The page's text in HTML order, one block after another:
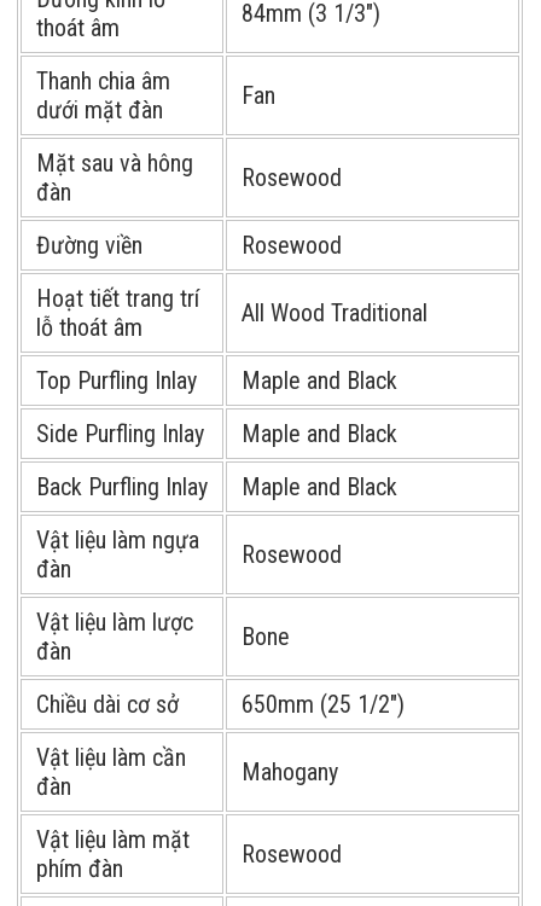
thoát âm
84mm (3 1/3″)
Thanh chia âm
dưới mặt đàn
Fan
Mặt sau và hông
đàn
Rosewood
Đường viền
Rosewood
Hoạt tiết trang trí
lỗ thoát âm
All Wood Traditional
Top Purfling Inlay
Maple and Black
Side Purfling Inlay
Maple and Black
Back Purfling Inlay
Maple and Black
Vật liệu làm ngựa
đàn
Rosewood
Vật liệu làm lược
đàn
Bone
Chiều dài cơ sở
650mm (25 1/2″)
Vật liệu làm cần
đàn
Mahogany
Vật liệu làm mặt
phím đàn
Rosewood